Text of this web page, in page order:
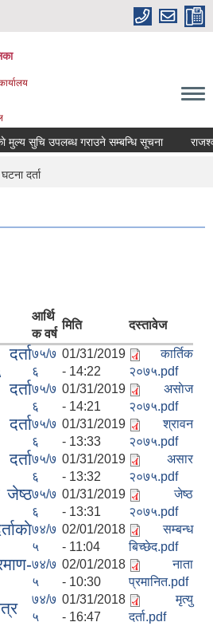
मुल्य सुचि उपलब्ध गराउने सम्बन्धि सूचना
दर्ता
आर्थि
क वर्ष
मिति दस्तावेज
७५/७
६
01/31/2019
- 14:22
कार्तिक
२०७५.pdf
७५/७
६
01/31/2019
- 14:21
असाेज
२०७५.pdf
७५/७
६
01/31/2019
- 13:33
श्रावन
२०७५.pdf
७५/७
६
01/31/2019
- 13:32
असार
२०७५.pdf
जेष्ठ७५/७
६
01/31/2019
- 13:31
जेष्ठ
२०७५.pdf
७४/७
५
02/01/2018
- 11:04
सम्बन्ध
बिच्छेद.pdf
७४/७
५
02/01/2018
- 10:30
नाता
प्रमानित.pdf
७४/७
५
01/31/2018
- 16:47
मृत्यु
दर्ता.pdf